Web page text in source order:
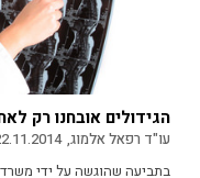
הגידולים אובחנו רק
עו"ד רפאל אלמוג,
בתביעה שהוגשה על ידי